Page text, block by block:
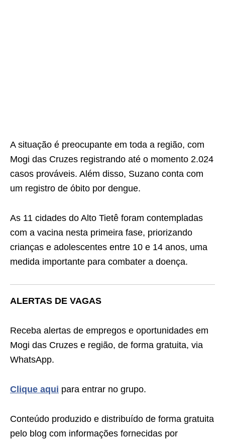
A situação é preocupante em toda a região, com
Mogi das Cruzes registrando até o momento 2.024
casos prováveis. Além disso, Suzano conta com
um registro de óbito por dengue.
As 11 cidades do Alto Tietê foram contempladas
com a vacina nesta primeira fase, priorizando
crianças e adolescentes entre 10 e 14 anos, uma
medida importante para combater a doença.
ALERTAS DE VAGAS
Receba alertas de empregos e oportunidades em
Mogi das Cruzes e região, de forma gratuita, via
WhatsApp.
Clique aqui para entrar no grupo.
Conteúdo produzido e distribuído de forma gratuita
pelo blog com informações fornecidas por